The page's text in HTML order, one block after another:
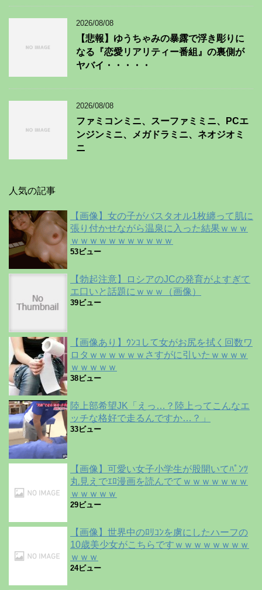
2026/08/08
【悲報】ゆうちゃみの暴露で浮き彫りに
なる『恋愛リアリティー番組』の裏側が
ヤバイ・・・・・
2026/08/08
ファミコンミニ、スーファミミニ、PCエ
ンジンミニ、メガドラミニ、ネオジオミ
ニ
人気の記事
【画像】女の子がバスタオル1枚纏って肌に
張り付かせながら温泉に入った結果ｗｗｗ
ｗｗｗｗｗｗｗｗｗｗｗ
53ビュー
【勃起注意】ロシアのJCの発育がよすぎて
エ口いと話題にｗｗｗ（画像）
39ビュー
【画像あり】ｳﾝｺして女がお尻を拭く回数ワ
ロタｗｗｗｗｗｗさすがに引いたｗｗｗｗ
ｗｗｗｗｗ
38ビュー
陸上部希望JK「えっ…？陸上ってこんなエ
ッチな格好で走るんですか…？」
33ビュー
【画像】可愛い女子小学生が股開いてﾊﾟﾝﾂ
丸見えでｴﾛ漫画を読んでてｗｗｗｗｗｗｗ
ｗｗｗｗｗ
29ビュー
【画像】世界中のﾛﾘｺﾝを虜にしたハーフの
10歳美少女がこちらですｗｗｗｗｗｗｗｗ
ｗｗｗ
24ビュー